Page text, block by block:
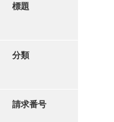
写真・絵はがき
近代刊行写真帳類
標題
分類
請求番号